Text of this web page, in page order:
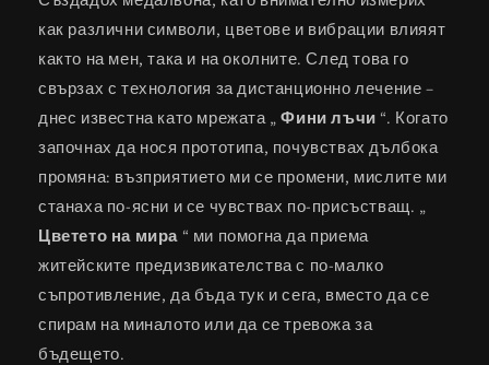
как различни символи, цветове и вибрации влияят
както на мен, така и на околните. След това го
свързах с технология за дистанционно лечение –
днес известна като мрежата „Фини лъчи “. Когато
започнах да нося прототипа, почувствах дълбока
промяна: възприятието ми се промени, мислите ми
станаха по-ясни и се чувствах по-присъстващ. „
Цветето на мира “ ми помогна да приема
житейските предизвикателства с по-малко
съпротивление, да бъда тук и сега, вместо да се
спирам на миналото или да се тревожа за
бъдещето.